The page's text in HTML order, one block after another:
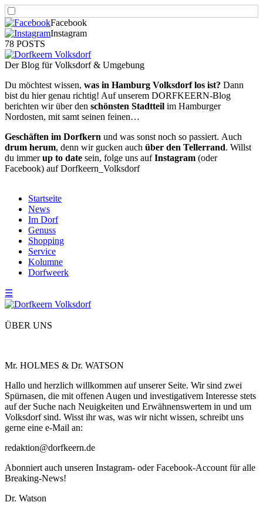
Facebook
Instagram
78 POSTS
Der Blog für Volksdorf & Umgebung
Du möchtest wissen, was in Hamburg Volksdorf los ist? Dann
bist du hier genau richtig! Auf unserem DORFKEERN-Blog
berichten wir über den schönsten Stadtteil im Hamburger
Nordosten, mit samt seinen feinen…
Geschäften im Dorfkern und was sonst noch so passiert. Auch
drum herum, denn wir gucken auch über den Tellerrand. Willst
du immerup to date sein, folge uns aufInstagram (oder
Facebook) auf Dorfkeern_Volksdorf
Startseite
News
Im Dorf
Genuss
Shopping
Service
Kolumne
Dorfweerk
☰
ÜBER UNS
Mr. HOLMES & Dr. WATSON
Hallo und herzlich willkommen auf unserer Seite. Wir sind zwei
Spürnasen, die mit offenen Augen und investigativem Interesse stets
auf der Suche nach Neuigkeiten und Erwähnenswertem in und um
Volksdorf sind. Wisst ihr was, was wir nicht wissen, schreibt uns
gerne eine e-Mail an:
redaktion@dorfkeern.de
Abonniert auch unseren Instagram- oder Facebook-Account für alle
Breaking-News!
Dr. Watson